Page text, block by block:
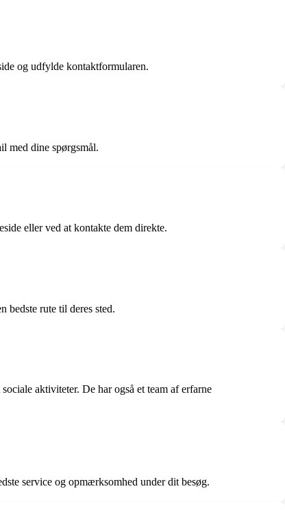
og udfylde kontaktformularen.
med dine spørgsmål.
eller ved at kontakte dem direkte.
bedste rute til deres sted.
aktiviteter. De har også et team af erfarne
service og opmærksomhed under dit besøg.